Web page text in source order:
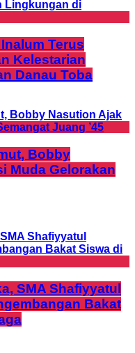
Terus
Kelestarian
Danau Toba
Bobby
Muda Gelorakan
SMA Shafiyyatul
Bakat